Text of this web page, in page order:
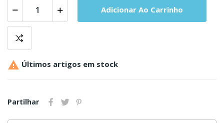
Adicionar Ao Carrinho
 Últimos artigos em stock
Partilhar